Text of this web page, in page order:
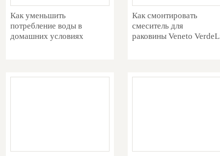
Как уменьшить
потребление воды в
домашних условиях
Как смонтировать
смеситель для
раковины Veneto